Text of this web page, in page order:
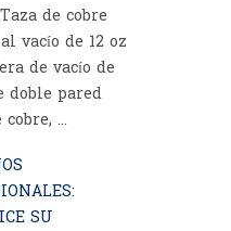
de cobre
vacío de 12 oz
de vacío de
doble pared
...
SU